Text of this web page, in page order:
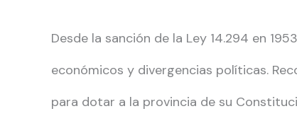
Desde la sanción de la Ley 14.294 en
económicos y divergencias políticas.
para dotar a la provincia de su